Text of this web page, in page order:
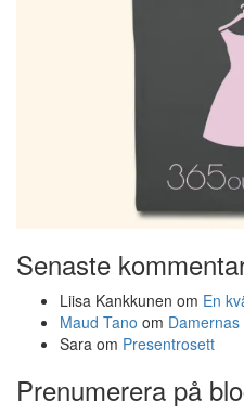
Senaste
Liisa Kankkunen om En
Maud Tano om
Sara om Presentrosett
Prenumerera på